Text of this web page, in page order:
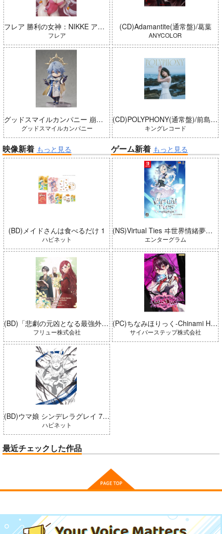
フレア 勝利の女神：NIKKE アリス：ワンダーランドバニー 完成品
フレア
グッドスマイルカンパニー 崩壊：スターレイル ねんどろいどどーる サンデー 完成品
グッドスマイルカンパニー
(CD)Adamantite(通常盤)/葛葉
ANYCOLOR
(CD)POLYPHONY(通常盤)/前島亜美
キングレコード
映像新着 もっと見る
(BD)メイドさんは食べるだけ 1
ハピネット
(BD)「悲劇の元凶となる最強外道ラスボス女王は民の為に尽くします。 Season2」BD-BOX 上巻
フリュー株式会社
(BD)ウマ娘 シンデレラグレイ 7 豪華版 (とらのあな限定版)
ハピネット
ゲーム新着 もっと見る
(NS)Virtual Ties ヰ世界情緒夢想曲 完全生産限定版
エンターグラム
(PC)ちなみほりっく-Chinami Holic 特典付き 限定ボックス
サイバーステップ株式会社
最近チェックした作品